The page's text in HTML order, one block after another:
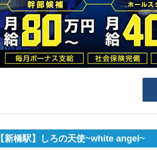
【新橋駅】しろの天使~white angel~